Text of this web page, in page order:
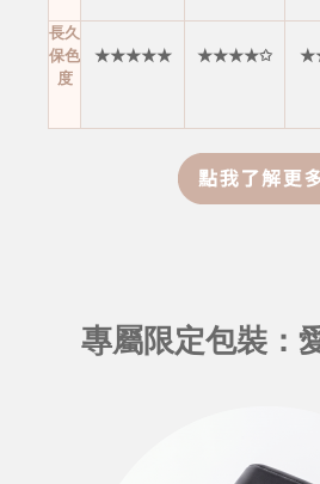
長久
保色
度
★★★★★ ★★★★✩
專屬限定包裝：